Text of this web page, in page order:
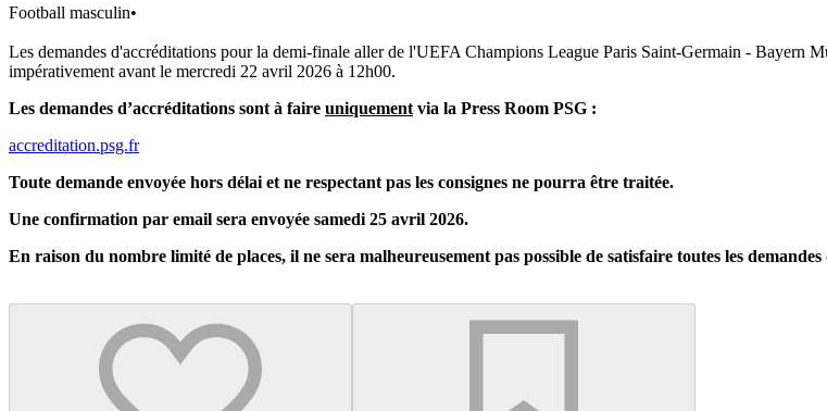
Football masculin•
Les demandes d'accréditations pour la demi-finale aller de l'UEFA Champions League Paris Saint-Germain - Bayern
impérativement avant le mercredi 22 avril 2026 à 12h00.
Les demandes d’accréditations sont à faire uniquement via la Press Room PSG :
accreditation.psg.fr
Toute demande envoyée hors délai et ne respectant pas les consignes ne pourra être traitée.
Une confirmation par email sera envoyée samedi 25 avril 2026.
En raison du nombre limité de places, il ne sera malheureusement pas possible de satisfaire toutes les demandes